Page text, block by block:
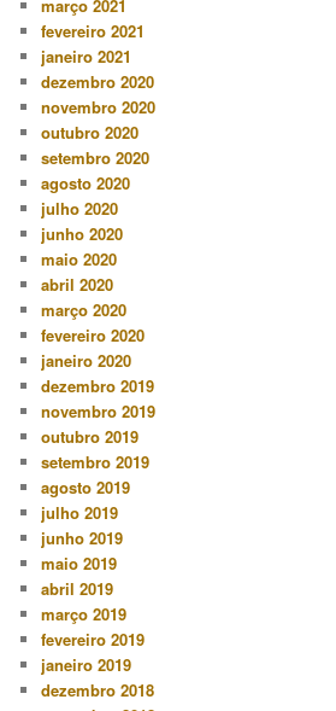
março 2021
fevereiro 2021
janeiro 2021
dezembro 2020
novembro 2020
outubro 2020
setembro 2020
agosto 2020
julho 2020
junho 2020
maio 2020
abril 2020
março 2020
fevereiro 2020
janeiro 2020
dezembro 2019
novembro 2019
outubro 2019
setembro 2019
agosto 2019
julho 2019
junho 2019
maio 2019
abril 2019
março 2019
fevereiro 2019
janeiro 2019
dezembro 2018